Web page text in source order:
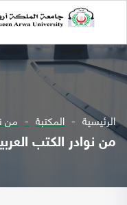
الرئيسية المكتبة من
من نوادر الكتب